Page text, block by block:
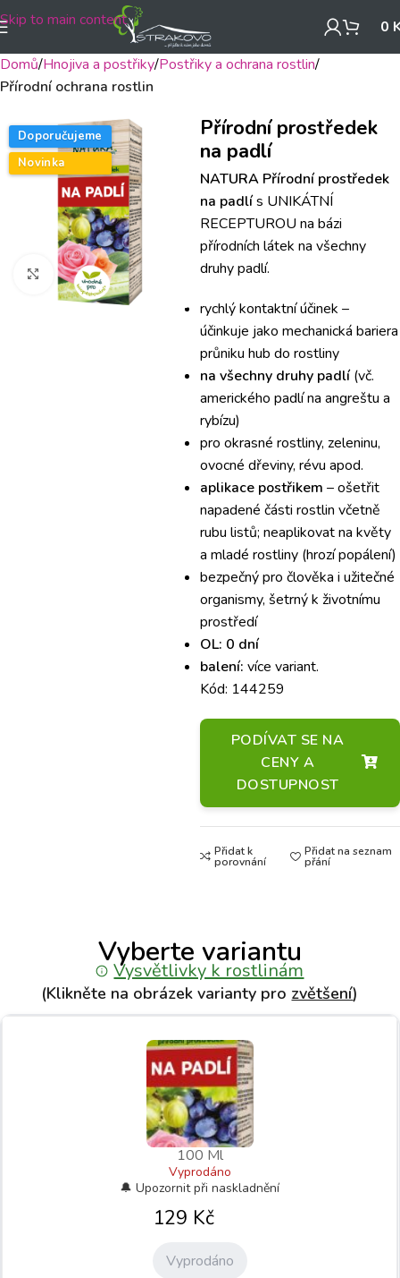
Skip to main content 0
Domů Hnojiva a postřiky Postřiky a ochrana rostlin
Přírodní ochrana rostlin
Doporučujeme
Novinka
Klikněte pro zvětšení
Přírodní prostředek
na padlí
NATURA Přírodní prostředek
na padlís UNIKÁTNÍ
RECEPTUROU na bázi
přírodních látek na všechny
druhy padlí.
rychlý kontaktní účinek –
účinkuje jako mechanická bariera
průniku hub do rostliny
na všechny druhy padlí(vč.
amerického padlí na angreštu a
rybízu)
pro okrasné rostliny, zeleninu,
ovocné dřeviny, révu apod.
aplikace postřikem – ošetřit
napadené části rostlin včetně
rubu listů; neaplikovat na květy
a mladé rostliny (hrozí popálení)
bezpečný pro člověka i užitečné
organismy, šetrný k životnímu
prostředí
OL: 0 dní
balení: více variant.
Kód: 144259
PODÍVAT SE NA
CENY A
DOSTUPNOST
Přidat k
porovnání
Přidat na seznam
přání
Vyberte variantu
Vysvětlivky k rostlinám
(Klikněte na obrázek varianty pro zvětšení)
100 Ml
Vyprodáno
129 Kč
Vyprodáno